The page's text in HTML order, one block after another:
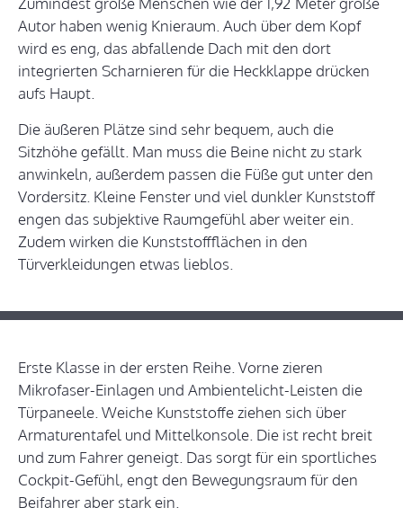
Autor haben wenig Knieraum. Auch über dem Kopf
wird es eng, das abfallende Dach mit den dort
integrierten Scharnieren für die Heckklappe drücken
aufs Haupt.
Die äußeren Plätze sind sehr bequem, auch die
Sitzhöhe gefällt. Man muss die Beine nicht zu stark
anwinkeln, außerdem passen die Füße gut unter den
Vordersitz. Kleine Fenster und viel dunkler Kunststoff
engen das subjektive Raumgefühl aber weiter ein.
Zudem wirken die Kunststoffflächen in den
Türverkleidungen etwas lieblos.
Erste Klasse in der ersten Reihe. Vorne zieren
Mikrofaser-Einlagen und Ambientelicht-Leisten die
Türpaneele. Weiche Kunststoffe ziehen sich über
Armaturentafel und Mittelkonsole. Die ist recht breit
und zum Fahrer geneigt. Das sorgt für ein sportliches
Cockpit-Gefühl, engt den Bewegungsraum für den
Beifahrer aber stark ein.